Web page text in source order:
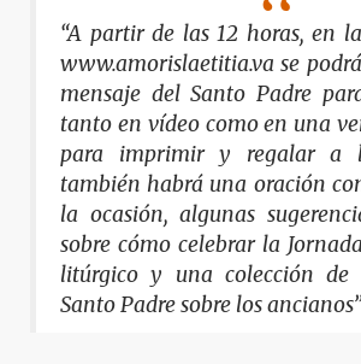
“A partir de las 12 horas, en
www.amorislaetitia.va se
mensaje del Santo Padre
tanto en vídeo como en una
para imprimir y regalar a
también habrá una oración
la ocasión, algunas
sobre cómo celebrar la
litúrgico y una colección de
Santo Padre sobre los ancianos”